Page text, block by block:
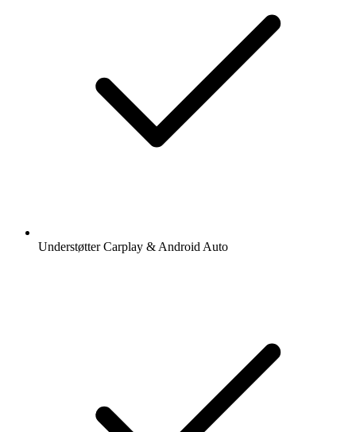
Understøtter Carplay & Android Auto